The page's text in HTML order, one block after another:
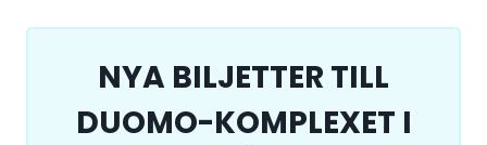
NYA BILJETTER TILL
DUOMO-KOMPLEXET I